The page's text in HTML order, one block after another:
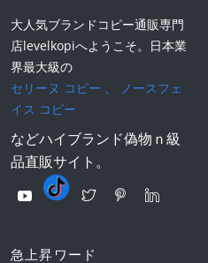
大人気ブランドコピー通販専門
店levelkopiへようこそ。日本業
界最大級の
セリーヌ コピー
ノースフェ
イス コピー
などハイブランド偽物ｎ級
品直販サイト。
急上昇ワード